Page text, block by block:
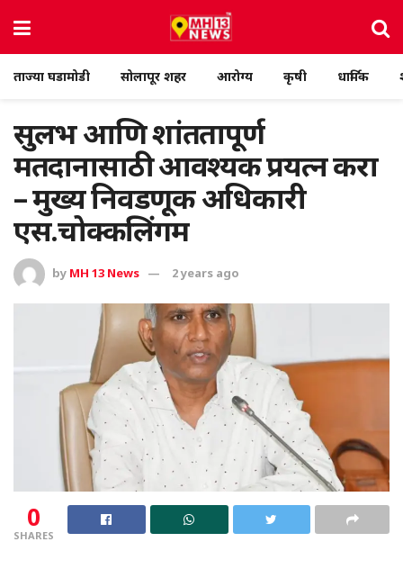
ताज्या घडामोडी सोलापूर शहर आरोग्य कृषी धार्मिक
सुलभ आणि शांततापूर्ण
मतदानासाठी आवश्यक प्रयत्न करा
– मुख्य निवडणूक अधिकारी
एस.चोक्कलिंगम
by MH 13 News 2 years ago
0
SHARES